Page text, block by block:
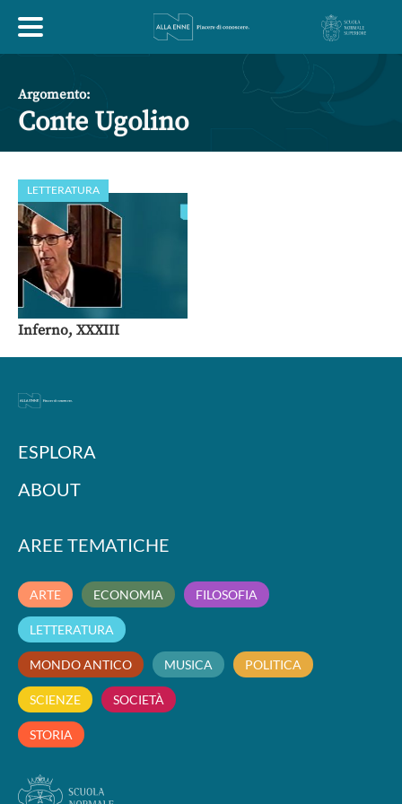
ESPLORA
ABOUT
ARTE
LETTERATURA MONDO ANTICO
POLITICA SCIENZE SOCIETÀ STORIA
Argomento:
Conte Ugolino
LETTERATURA
Inferno, XXXIII
ESPLORA
ABOUT
AREE TEMATICHE
ARTE ECONOMIA FILOSOFIA
LETTERATURA
MONDO ANTICO MUSICA POLITICA
SCIENZE SOCIETÀ
STORIA